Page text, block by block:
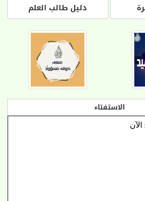
دليل طالب العلم
الاستفتاء